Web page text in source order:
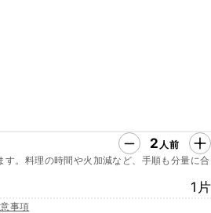
2 人前
す。料理の時間や火加減など、手順も分量に合
1片
事項